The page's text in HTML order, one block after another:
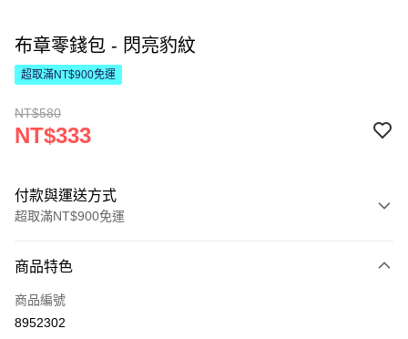
布章零錢包 - 閃亮豹紋
超取滿NT$900免運
NT$580
NT$333
付款與運送方式
超取滿NT$900免運
信用卡一次付款
LINE Pay
商品特色
商品編號
8952302